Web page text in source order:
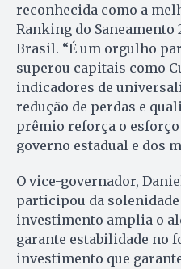
reconhecida como a
Ranking do
Brasil. “É um orgulho
superou capitais como
indicadores de
redução de perdas e
prêmio reforça o esforço
governo estadual e dos
O vice-governador,
participou da
investimento amplia o
garante estabilidade no
investimento que